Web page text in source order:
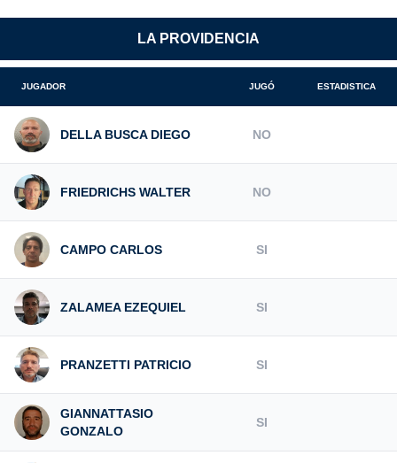
LA PROVIDENCIA
JUGADOR JUGÓ ESTADISTICA
DELLA BUSCA DIEGO NO
FRIEDRICHS WALTER NO
CAMPO CARLOS SI
ZALAMEA EZEQUIEL SI
PRANZETTI PATRICIO SI
GIANNATTASIO
GONZALO
SI